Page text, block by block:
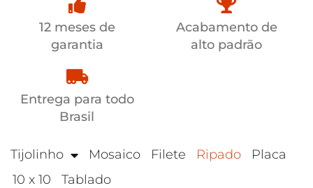
12 meses de
garantia
Acabamento de
alto padrão
Entrega para todo
Brasil
Tijolinho Mosaico Filete Ripado
Placa
10 x 10
Tablado